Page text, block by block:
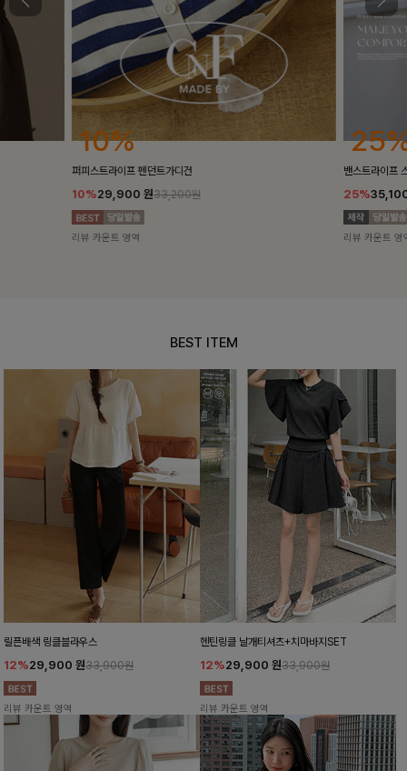
25%
밴스트라이프 스트링원피스
25%35,100 원46,800원
리뷰 카운트 영역
10%
[5천장돌파/
10%
리뷰 카운트 영
BEST ITEM
릴픈배색 링클블라우스
12%29,900 원33,900원
리뷰 카운트 영역
헨틴링클 날개티셔츠+치마바지SET
12%29,900 원33,900원
리뷰 카운트 영역